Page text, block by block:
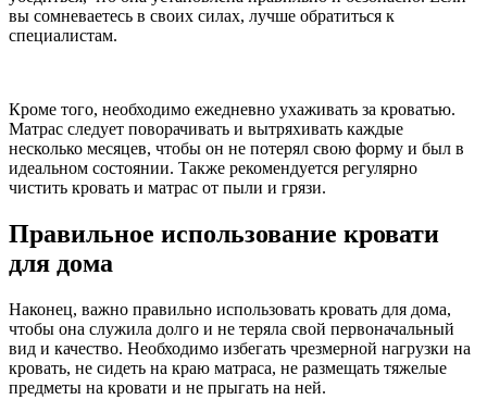
вы сомневаетесь в своих силах, лучше обратиться к
специалистам.
Кроме того, необходимо ежедневно ухаживать за кроватью.
Матрас следует поворачивать и вытряхивать каждые
несколько месяцев, чтобы он не потерял свою форму и был в
идеальном состоянии. Также рекомендуется регулярно
чистить кровать и матрас от пыли и грязи.
Правильное использование кровати
для дома
Наконец, важно правильно использовать кровать для дома,
чтобы она служила долго и не теряла свой первоначальный
вид и качество. Необходимо избегать чрезмерной нагрузки на
кровать, не сидеть на краю матраса, не размещать тяжелые
предметы на кровати и не прыгать на ней.